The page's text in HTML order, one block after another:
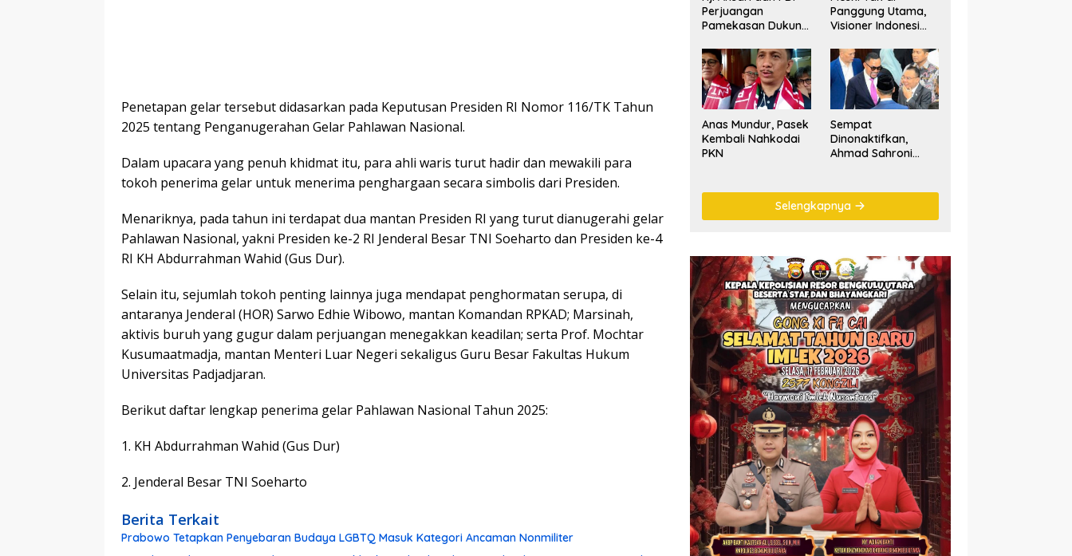
Penetapan gelar tersebut didasarkan pada Keputusan Presiden RI Nomor 116/TK Tahun
2025 tentang Penganugerahan Gelar Pahlawan Nasional.
Dalam upacara yang penuh khidmat itu, para ahli waris turut hadir dan mewakili para
tokoh penerima gelar untuk menerima penghargaan secara simbolis dari Presiden.
Menariknya, pada tahun ini terdapat dua mantan Presiden RI yang turut dianugerahi gelar
Pahlawan Nasional, yakni Presiden ke-2 RI Jenderal Besar TNI Soeharto dan Presiden ke-4
RI KH Abdurrahman Wahid (Gus Dur).
Selain itu, sejumlah tokoh penting lainnya juga mendapat penghormatan serupa, di
antaranya Jenderal (HOR) Sarwo Edhie Wibowo, mantan Komandan RPKAD; Marsinah,
aktivis buruh yang gugur dalam perjuangan menegakkan keadilan; serta Prof. Mochtar
Kusumaatmadja, mantan Menteri Luar Negeri sekaligus Guru Besar Fakultas Hukum
Universitas Padjadjaran.
Berikut daftar lengkap penerima gelar Pahlawan Nasional Tahun 2025:
1. KH Abdurrahman Wahid (Gus Dur)
2. Jenderal Besar TNI Soeharto
Berita Terkait
Prabowo Tetapkan Penyebaran Budaya LGBTQ Masuk Kategori Ancaman Nonmiliter
Perjuangan
Pamekasan Dukung
Petik Laut
Panggung Utama,
Visioner Indonesi
Jadi Perhatian
Publik di Rakerwil
NasDem
Anas Mundur, Pasek
Kembali Nahkodai
PKN
Sempat
Dinonaktifkan,
Ahmad Sahroni
DPR RI
Selengkapnya